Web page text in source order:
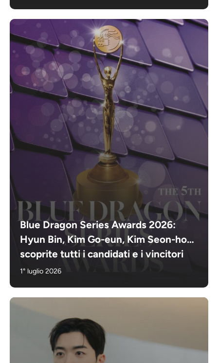
Blue Dragon Series Awards 2026:
Hyun Bin, Kim Go-eun, Kim Seon-ho…
scoprite tutti i candidati e i vincitori
1° luglio 2026